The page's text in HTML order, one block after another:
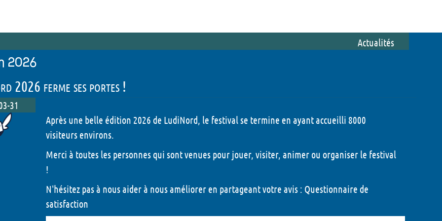
et Editeurs présents
du Prix LudiNord
Illustr'acteurs - 2026
Peinture sur figurines - 2026
Etre bénévole pendant le festival
Mon compte
Actualités
2026
2026 ferme ses portes !
31
Après une belle édition 2026 de LudiNord, le festival se termine en ayant accueilli 8000
visiteurs environs.
Merci à toutes les personnes qui sont venues pour jouer, visiter, animer ou organiser le festival
!
N'hésitez pas à nous aider à nous améliorer en partageant votre avis : Questionnaire de
satisfaction